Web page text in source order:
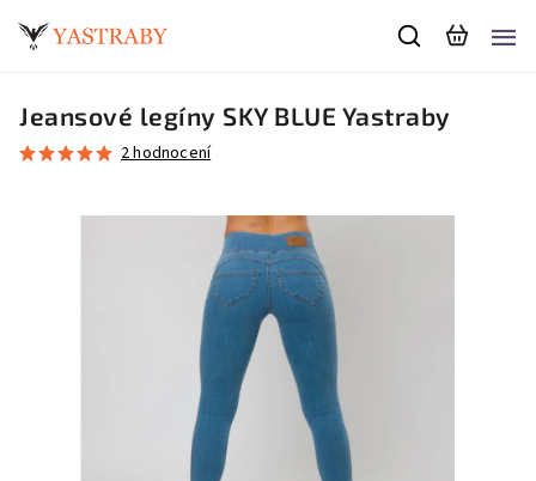
Jeansové legíny SKY BLUE Yastraby
2 hodnocení